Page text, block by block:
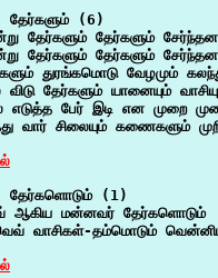
தேர்களும் (6)
தேர்களும் தேர்களும்
தேர்களும் தேர்களும்
துரங்கமொடு வேழமும்
விடு தேர்களும் யானையும்
எடுத்த பேர் இடி என முறை
வார் சிலையும் கணைகளும்
தேர்களொடும் (1)
ஆகிய மன்னவர் தேர்களொடும்
வாசிகள்-தம்மொடும்